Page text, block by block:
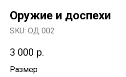
Оружие и доспехи
SKU: ОД 002
3 000 р.
Размер